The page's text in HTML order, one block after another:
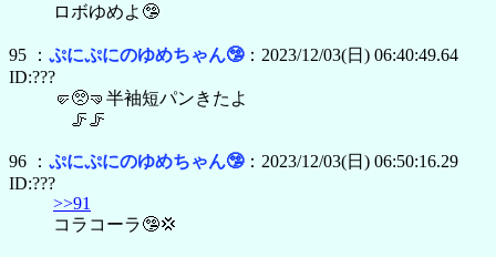
ロボゆめよ🤥
95 ： ぷにぷにのゆめちゃん🤥：2023/12/03(日) 06:40:49.64
ID:???
🤛🥺🤜半袖短パンきたよ
🦵🦵
96 ： ぷにぷにのゆめちゃん🤥：2023/12/03(日) 06:50:16.29
ID:???
>>91
コラコーラ🤥💢